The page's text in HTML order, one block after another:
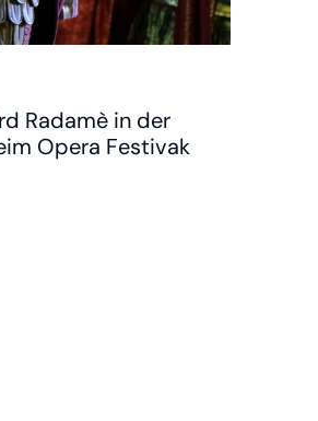
Radamè in der
Opera Festivak